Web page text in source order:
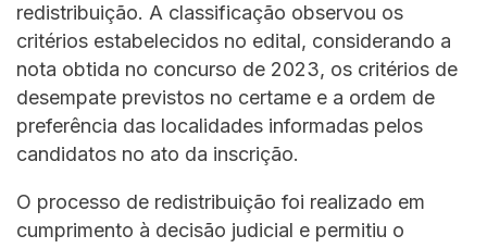
redistribuição. A classificação observou os
critérios estabelecidos no edital, considerando a
nota obtida no concurso de 2023, os critérios de
desempate previstos no certame e a ordem de
preferência das localidades informadas pelos
candidatos no ato da inscrição.
O processo de redistribuição foi realizado em
cumprimento à decisão judicial e permitiu o